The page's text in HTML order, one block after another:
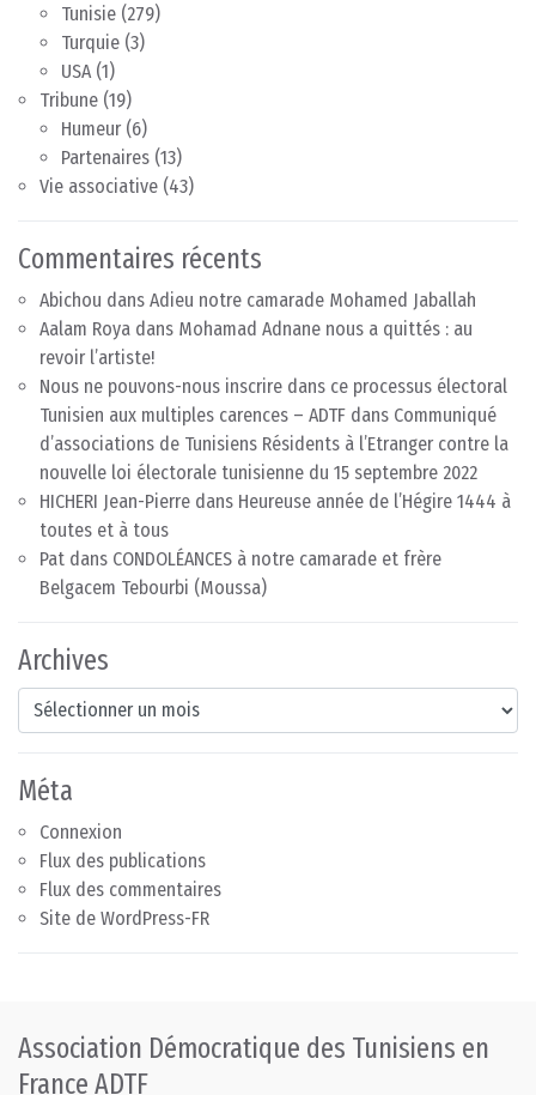
Tunisie (279)
Turquie (3)
USA (1)
Tribune (19)
Humeur (6)
Partenaires (13)
Vie associative (43)
Commentaires récents
Abichou dans Adieu notre camarade Mohamed Jaballah
Aalam Roya dans Mohamad Adnane nous a quittés : au
revoir l’artiste!
Nous ne pouvons-nous inscrire dans ce processus électoral
Tunisien aux multiples carences – ADTF dans Communiqué
d’associations de Tunisiens Résidents à l’Etranger contre la
nouvelle loi électorale tunisienne du 15 septembre 2022
HICHERI Jean-Pierre dans Heureuse année de l’Hégire 1444 à
toutes et à tous
Pat dans CONDOLÉANCES à notre camarade et frère
Belgacem Tebourbi (Moussa)
Archives
Archives
Méta
Connexion
Flux des publications
Flux des commentaires
Site de WordPress-FR
Association Démocratique des Tunisiens en
France ADTF